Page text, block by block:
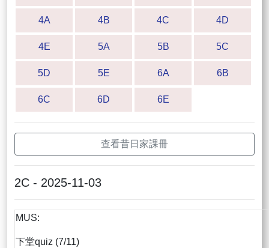
4A 4B 4C 4D
4E 5A 5B 5C
5D 5E 6A 6B
6C 6D 6E
查看昔日家課冊
2C - 2025-11-03
MUS:
下堂quiz (7/11)